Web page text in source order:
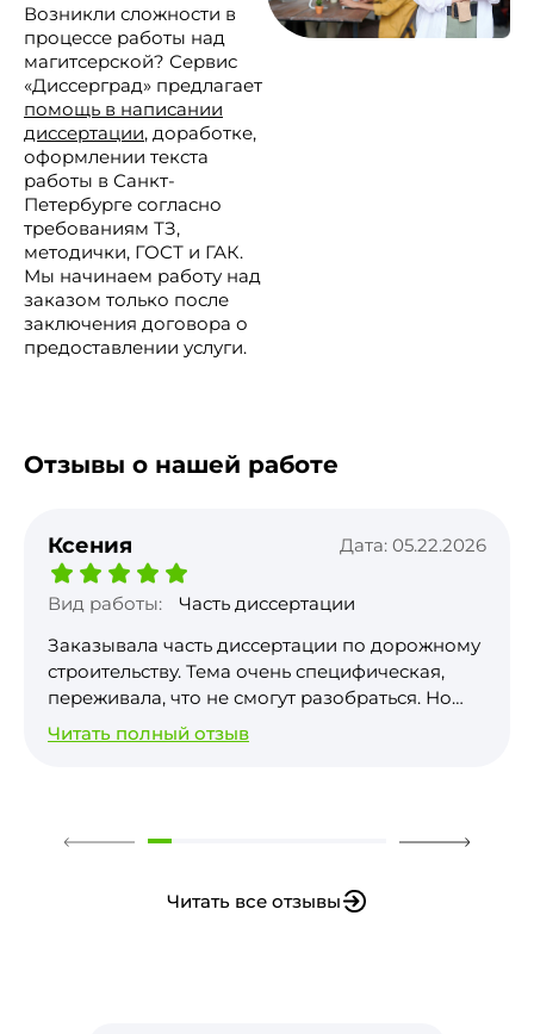
Возникли сложности в
процессе работы над
магитсерской? Сервис
«Диссерград» предлагает
помощь в написании
диссертации, доработке,
оформлении текста
работы в Санкт-
Петербурге согласно
требованиям ТЗ,
методички, ГОСТ и ГАК.
Мы начинаем работу над
заказом только после
заключения договора о
предоставлении услуги.
Отзывы о нашей работе
Ксения Дата: 05.22.2026
Вид работы:
Часть диссертации
Заказывала часть диссертации по дорожному
строительству. Тема очень специфическая,
переживала, что не смогут разобраться. Но
автор вник в детали, работа получилась
грамотная, с правильными расчетами и
требования вуза, но это мелочь. В целом, я
Читать полный отзыв
Читать все отзывы